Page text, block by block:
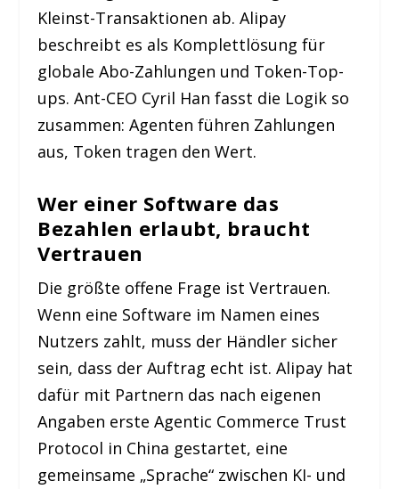
Kleinst-Transaktionen ab. Alipay
beschreibt es als Komplettlösung für
globale Abo-Zahlungen und Token-Top-
ups. Ant-CEO Cyril Han fasst die Logik so
zusammen: Agenten führen Zahlungen
aus, Token tragen den Wert.
Wer einer Software das
Bezahlen erlaubt, braucht
Vertrauen
Die größte offene Frage ist Vertrauen.
Wenn eine Software im Namen eines
Nutzers zahlt, muss der Händler sicher
sein, dass der Auftrag echt ist. Alipay hat
dafür mit Partnern das nach eigenen
Angaben erste Agentic Commerce Trust
Protocol in China gestartet, eine
gemeinsame „Sprache“ zwischen KI- und